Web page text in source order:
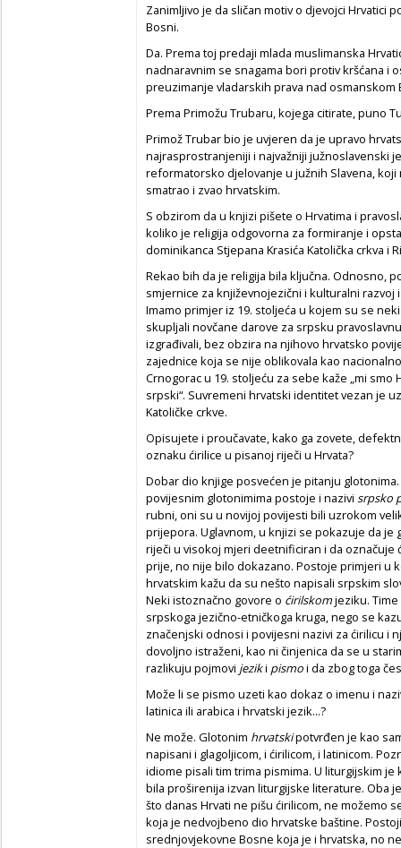
Zanimljivo je da sličan motiv o djevojci Hrvatici
Bosni.
Da. Prema toj predaji mlada muslimanska
nadnaravnim se snagama bori protiv kršćana i
preuzimanje vladarskih prava nad osmanskom
Prema Primožu Trubaru, kojega citirate, puno
Primož Trubar bio je uvjeren da je upravo
najrasprostranjeniji i najvažniji južnoslavenski
reformatorsko djelovanje u južnih Slavena,
smatrao i zvao hrvatskim.
S obzirom da u knjizi pišete o Hrvatima i
koliko je religija odgovorna za formiranje i
dominikanca Stjepana Krasića Katolička crkva i
Rekao bih da je religija bila ključna. Odnosno,
smjernice za književnojezični i kulturalni
Imamo primjer iz 19. stoljeća u kojem su se
skupljali novčane darove za srpsku
izgrađivali, bez obzira na njihovo hrvatsko
zajednice koja se nije oblikovala kao
Crnogorac u 19. stoljeću za sebe kaže „mi
srpski“. Suvremeni hrvatski identitet vezan je
Katoličke crkve.
Opisujete i proučavate, kako ga zovete,
oznaku ćirilice u pisanoj riječi u Hrvata?
Dobar dio knjige posvećen je pitanju
povijesnim glotonimima postoje i nazivi srpsko
rubni, oni su u novijoj povijesti bili uzrokom
prijepora. Uglavnom, u knjizi se pokazuje da je
riječi u visokoj mjeri deetnificiran i da
prije, no nije bilo dokazano. Postoje primjeri u
hrvatskim kažu da su nešto napisali srpskim
Neki istoznačno govore o ćirilskomjeziku.
srpskoga jezično-etničkoga kruga, nego se
značenjski odnosi i povijesni nazivi za ćirilicu i
dovoljno istraženi, kao ni činjenica da se u
razlikuju pojmovi jeziki pismoi da zbog toga
Može li se pismo uzeti kao dokaz o imenu i
latinica ili arabica i hrvatski jezik...?
Ne može. Glotonim hrvatskipotvrđen je kao
napisani i glagoljicom, i ćirilicom, i latinicom.
idiome pisali tim trima pismima. U liturgijskim je
bila proširenija izvan liturgijske literature. Oba
što danas Hrvati ne pišu ćirilicom, ne možemo
koja je nedvojbeno dio hrvatske baštine.
srednjovjekovne Bosne koja je i hrvatska, no